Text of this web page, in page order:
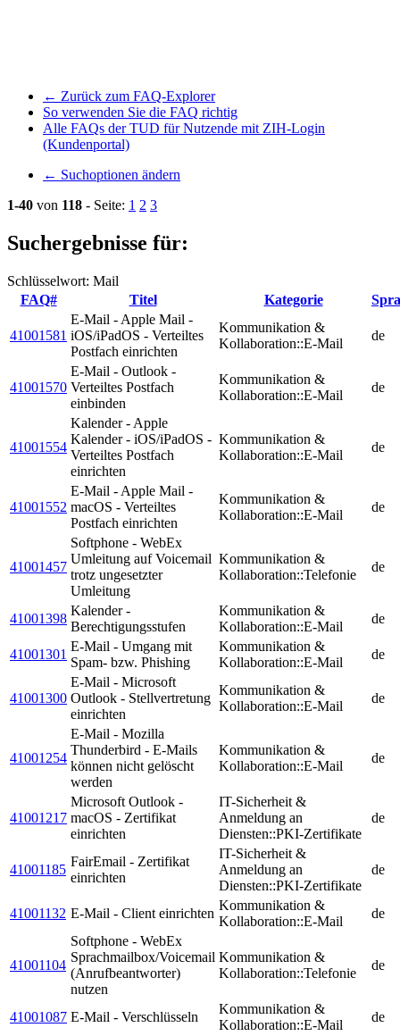
← Zurück zum FAQ-Explorer
So verwenden Sie die FAQ richtig
Alle FAQs der TUD für Nutzende mit ZIH-Login
(Kundenportal)
← Suchoptionen ändern
1-40 von 118 - Seite: 1 2 3
Suchergebnisse für:
Schlüsselwort: Mail
FAQ#
Titel Kategorie
41001581
E-Mail - Apple Mail -
iOS/iPadOS - Verteiltes
Postfach einrichten
Kommunikation &
Kollaboration::E-Mail
de
41001570
E-Mail - Outlook -
Verteiltes Postfach
einbinden
Kommunikation &
Kollaboration::E-Mail
de
41001554
Kalender - Apple
Kalender - iOS/iPadOS -
Verteiltes Postfach
einrichten
Kommunikation &
Kollaboration::E-Mail
de
41001552
E-Mail - Apple Mail -
macOS - Verteiltes
Postfach einrichten
Kommunikation &
Kollaboration::E-Mail
de
41001457
Softphone - WebEx
Umleitung auf Voicemail
trotz ungesetzter
Umleitung
Kommunikation &
Kollaboration::Telefonie
de
41001398
Kalender -
Berechtigungsstufen
Kommunikation &
Kollaboration::E-Mail
de
41001301
E-Mail - Umgang mit
Spam- bzw. Phishing
Kommunikation &
Kollaboration::E-Mail
de
41001300
E-Mail - Microsoft
Outlook - Stellvertretung
einrichten
Kommunikation &
Kollaboration::E-Mail
de
41001254
E-Mail - Mozilla
Thunderbird - E-Mails
können nicht gelöscht
werden
Kommunikation &
Kollaboration::E-Mail
de
41001217
Microsoft Outlook -
macOS - Zertifikat
einrichten
IT-Sicherheit &
Anmeldung an
Diensten::PKI-Zertifikate
de
41001185
FairEmail - Zertifikat
einrichten
IT-Sicherheit &
Anmeldung an
Diensten::PKI-Zertifikate
de
41001132 E-Mail - Client einrichten
Kommunikation &
Kollaboration::E-Mail
de
41001104
Softphone - WebEx
Sprachmailbox/Voicemail
(Anrufbeantworter)
nutzen
Kommunikation &
Kollaboration::Telefonie
de
41001087 E-Mail - Verschlüsseln
Kommunikation &
Kollaboration::E-Mail
de